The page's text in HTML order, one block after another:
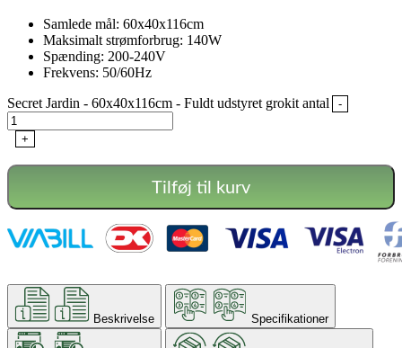
Samlede mål: 60x40x116cm
Maksimalt strømforbrug: 140W
Spænding: 200-240V
Frekvens: 50/60Hz
Secret Jardin - 60x40x116cm - Fuldt udstyret grokit antal
-
+
Tilføj til kurv
Beskrivelse Specifikationer